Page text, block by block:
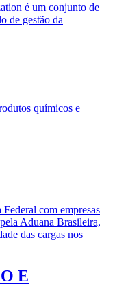
é um conjunto de
de gestão da
químicos e
com empresas
Aduana Brasileira,
das cargas nos
E